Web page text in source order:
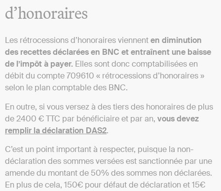
d’honoraires
Les rétrocessions d’honoraires viennenten diminution
des recettes déclarées en BNC et entraînent une baisse
de l’impôt à payer. Elles sont donc comptabilisées en
débit du compte 709610 « rétrocessions d’honoraires »
selon le plan comptable des BNC.
En outre, si vous versez à des tiers des honoraires de plus
de 2400 € TTC par bénéficiaire et par an, vous devez
remplir la déclaration DAS2.
C’est un point important à respecter, puisque la non-
déclaration des sommes versées est sanctionnée par une
amende du montant de 50% des sommes non déclarées.
En plus de cela, 150€ pour défaut de déclaration et 15€